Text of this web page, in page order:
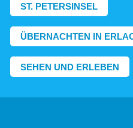
ST. PETERSINSEL
ÜBERNACHTEN IN
SEHEN UND ERLEBEN